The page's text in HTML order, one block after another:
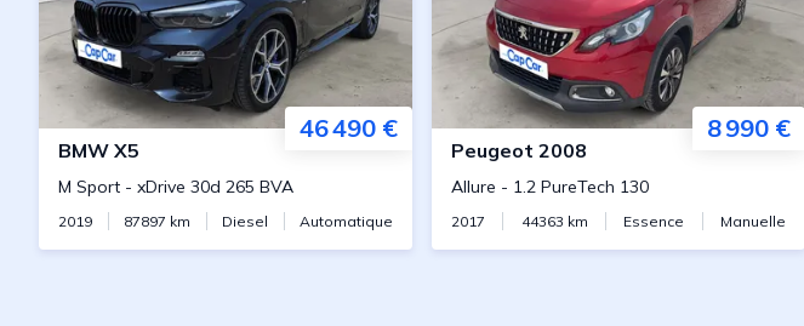
46 490 €
BMW X5
M Sport - xDrive 30d 265 BVA
2019 87897 km Diesel Automatique
8 990 €
Peugeot 2008
Allure - 1.2 PureTech 130
2017 44363 km Essence Manuelle